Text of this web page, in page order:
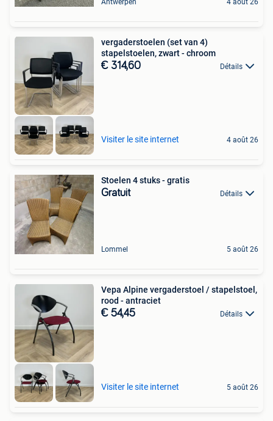
vergaderstoelen (set van 4)
stapelstoelen, zwart - chroom
€ 314,60 Détails
Visiter le site internet 4 août 26
Stoelen 4 stuks - gratis
Gratuit Détails
Lommel 5 août 26
Vepa Alpine vergaderstoel / stapelstoel,
rood - antraciet
€ 54,45 Détails
Visiter le site internet 5 août 26